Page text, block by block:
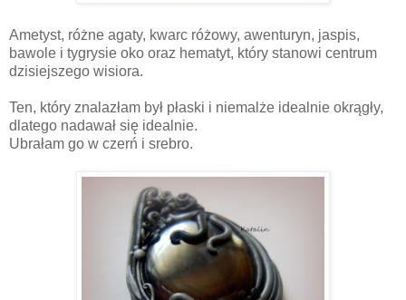
Ametyst, różne agaty, kwarc różowy, awenturyn, jaspis,
bawole i tygrysie oko oraz hematyt, który stanowi centrum
dzisiejszego wisiora.
Ten, który znalazłam był płaski i niemalże idealnie okrągły,
dlatego nadawał się idealnie.
Ubrałam go w czerń i srebro.